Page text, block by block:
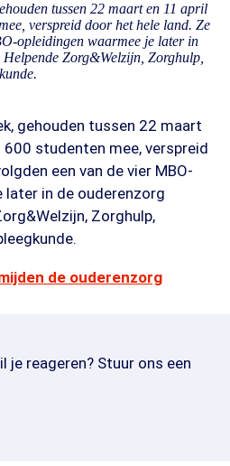
tussen 22 maart en 11 april
verspreid door het hele land. Ze
opleidingen waarmee je later in
Zorg&Welzijn, Zorghulp,
gehouden tussen 22 maart
studenten mee, verspreid
een van de vier MBO-
later in de ouderenzorg
Zorghulp,
de ouderenzorg
je reageren? Stuur ons een